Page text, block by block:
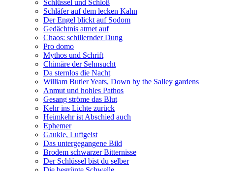
Schlüssel und Schloß
Schläfer auf dem lecken Kahn
Der Engel blickt auf Sodom
Gedächtnis atmet auf
Chaos: schillernder Dung
Pro domo
Mythos und Schrift
Chimäre der Sehnsucht
Da sternlos die Nacht
William Butler Yeats, Down by the Salley gardens
Anmut und hohles Pathos
Gesang ströme das Blut
Kehr ins Lichte zurück
Heimkehr ist Abschied auch
Ephemer
Gaukle, Luftgeist
Das untergegangene Bild
Brodem schwarzer Bitternisse
Der Schlüssel bist du selber